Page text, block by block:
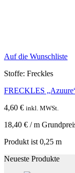
Auf die Wunschliste
Stoffe: Freckles
FRECKLES
4,60 € inkl. MWSt.
18,40 € /m
Produkt ist 0,25 m
Neueste Produkte